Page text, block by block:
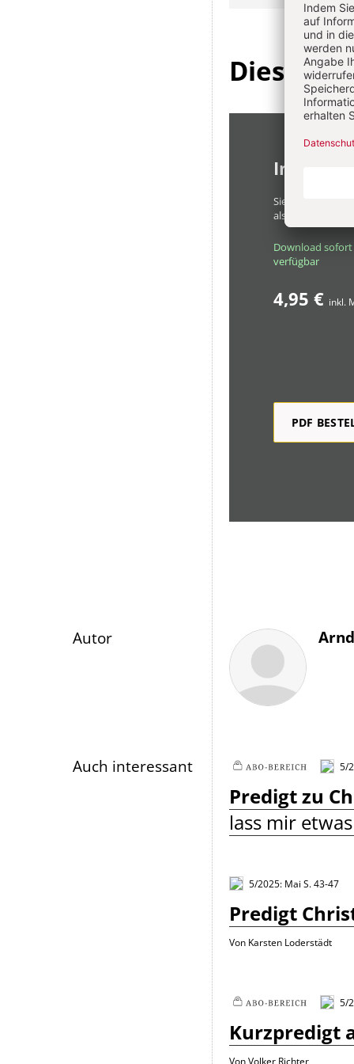
Diesen
Im
Sie erhalten
als PDF-Datei.
Download sofort
verfügbar
4,95 € inkl.
PDF
Überschrift
Autor
Auch interessant 5/
Predigt zu
lass mir
5/2025: Mai S. 43-47
Predigt
Von Karsten Loderstädt
5/
Kurzpredigt